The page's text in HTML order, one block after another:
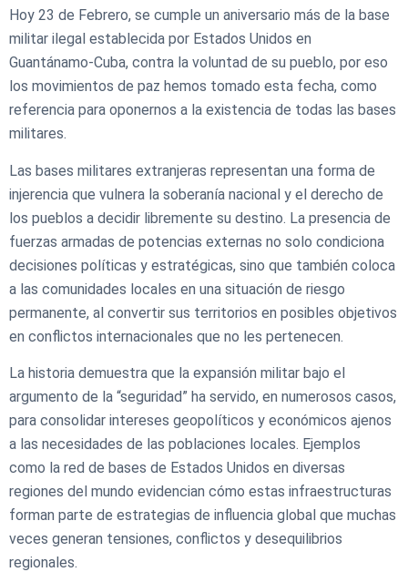
Hoy 23 de Febrero, se cumple un aniversario más de la base
militar ilegal establecida por Estados Unidos en
Guantánamo-Cuba, contra la voluntad de su pueblo, por eso
los movimientos de paz hemos tomado esta fecha, como
referencia para oponernos a la existencia de todas las bases
militares.
Las bases militares extranjeras representan una forma de
injerencia que vulnera la soberanía nacional y el derecho de
los pueblos a decidir libremente su destino. La presencia de
fuerzas armadas de potencias externas no solo condiciona
decisiones políticas y estratégicas, sino que también coloca
a las comunidades locales en una situación de riesgo
permanente, al convertir sus territorios en posibles objetivos
en conflictos internacionales que no les pertenecen.
La historia demuestra que la expansión militar bajo el
argumento de la “seguridad” ha servido, en numerosos casos,
para consolidar intereses geopolíticos y económicos ajenos
a las necesidades de las poblaciones locales. Ejemplos
como la red de bases de Estados Unidos en diversas
regiones del mundo evidencian cómo estas infraestructuras
forman parte de estrategias de influencia global que muchas
veces generan tensiones, conflictos y desequilibrios
regionales.